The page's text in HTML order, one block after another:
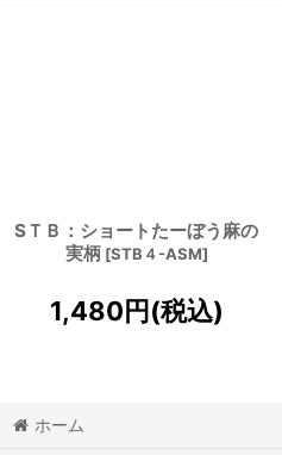
SＴＢ：ショートたーぼう麻の
実柄 [STB４-ASM]
1,480円(税込)
ホーム